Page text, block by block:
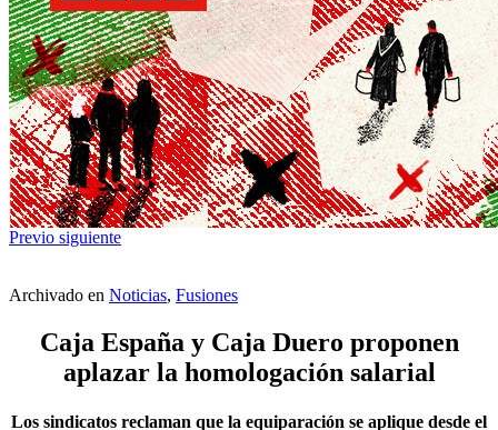
Previo siguiente
Archivado en Noticias, Fusiones
Caja España y Caja Duero proponen
aplazar la homologación salarial
Los sindicatos reclaman que la equiparación se aplique desde el